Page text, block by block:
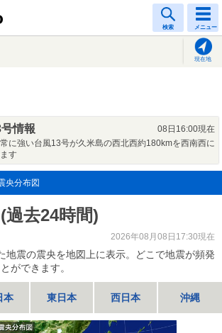
検索 メニュー
現在地
情報
08日16:00現在
に強い台風13号が久米島の西北西約180kmを西南西に
す
央分布図
過去24時間)
2026年08月08日17:30現在
地震の震央を地図上に表示。どこで地震が頻発
ができます。
本 東日本 西日本 沖縄